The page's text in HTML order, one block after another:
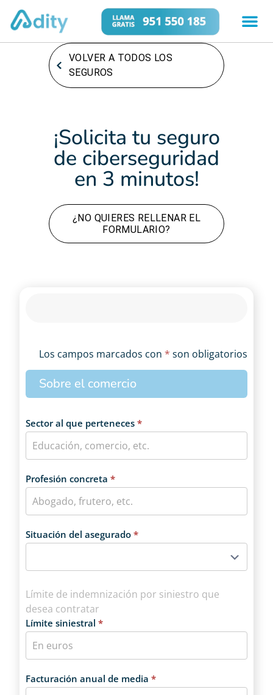
VOLVER A TODOS LOS
SEGUROS
¡Solicita tu seguro
de ciberseguridad
en 3 minutos!
¿NO QUIERES RELLENAR EL
FORMULARIO?
UN AGENTE
Los campos marcados con * son obligatorios
Seguro
deSobre el comercio
Sector al que perteneces *
Profesión concreta *
Situación del asegurado *
Límite siniestral *
Límite de indemnización por siniestro que
desea contratar
Facturación anual de media *